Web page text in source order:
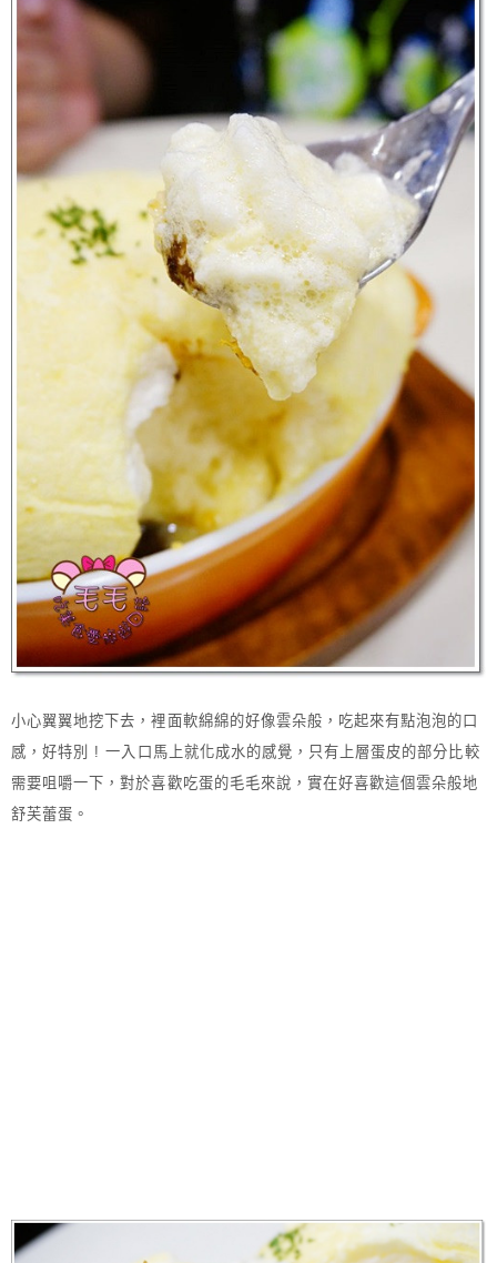
小心翼翼地挖下去，裡面軟綿綿的好像雲朵般，吃起來有點泡泡的口
感，好特別 ! 一入口馬上就化成水的感覺，只有上層蛋皮的部分比較
需要咀嚼一下，對於喜歡吃蛋的毛毛來說，實在好喜歡這個雲朵般地
舒芙蕾蛋。